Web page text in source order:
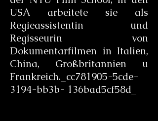
USA arbeitete sie als
Regieassistentin und
Regisseurin von
Dokumentarfilmen in Italien,
China, Großbritannien u
Frankreich._cc781905-5cde-
3194-bb3b- 136bad5cf58d_